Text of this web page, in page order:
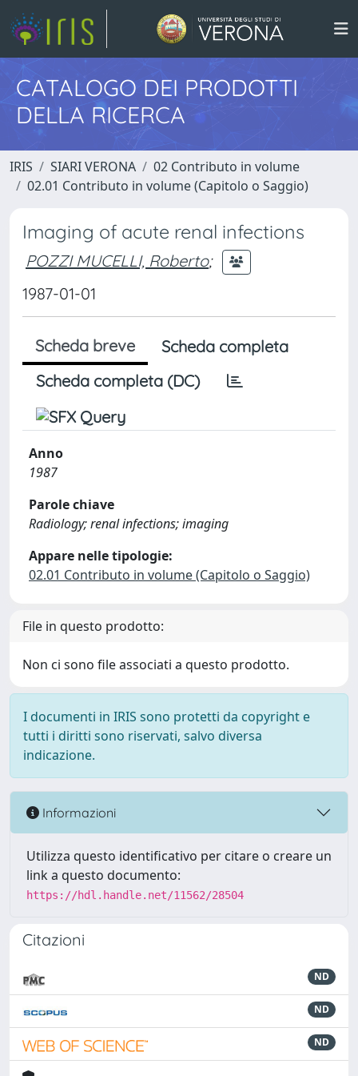
CATALOGO DEI PRODOTTI
DELLA RICERCA
IRIS SIARI VERONA
02 Contributo in volume
02.01 Contributo in volume (Capitolo o Saggio)
Imaging of acute renal infections
POZZI MUCELLI, Roberto;
1987-01-01
Scheda breve
Scheda completa
Scheda completa (DC)
Anno
1987
Parole chiave
Radiology; renal infections; imaging
Appare nelle tipologie:
02.01 Contributo in volume (Capitolo o Saggio)
File in questo prodotto:
Non ci sono file associati a questo prodotto.
I documenti in IRIS sono protetti da copyright e
tutti i diritti sono riservati, salvo diversa
indicazione.
Informazioni
Utilizza questo identificativo per citare o creare un
link a questo documento:
https://hdl.handle.net/11562/28504
Citazioni
ND
ND
ND